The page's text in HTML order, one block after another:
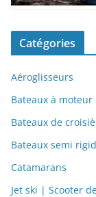
Catégories
Aéroglisseurs
Bateaux à moteur
Bateaux de
Bateaux semi
Catamarans
Jet ski | Scooter